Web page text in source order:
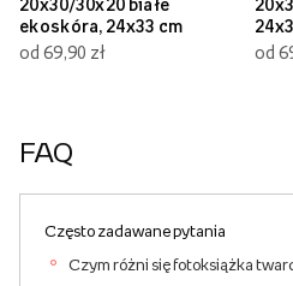
20x30/30x20 białe
ekoskóra, 24x33 cm
od 69,90 zł
od
FAQ
Często zadawane pytania
Czym różni się fotoksiążka